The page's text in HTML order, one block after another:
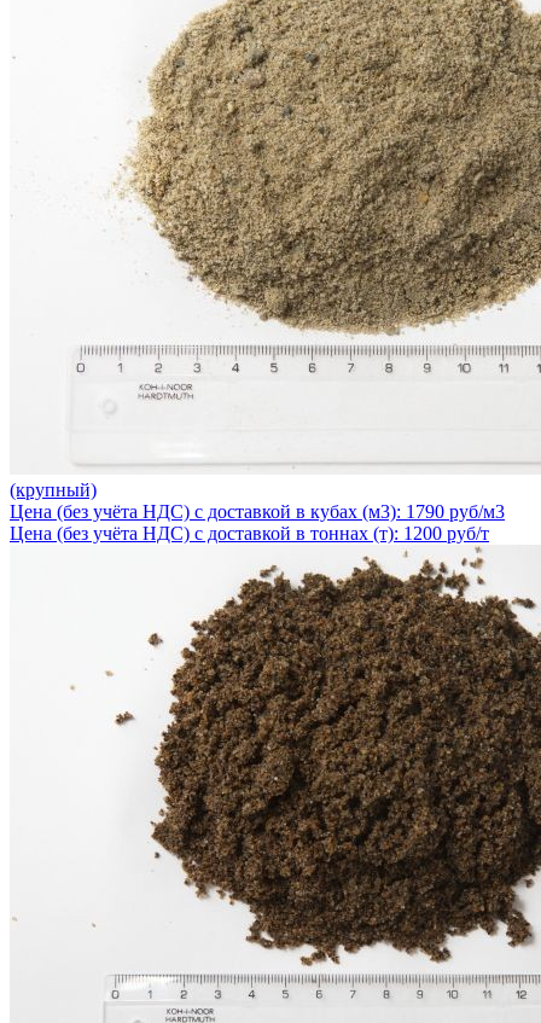
(крупный)
Цена (без учёта НДС) с доставкой в кубах (м3): 1790 руб/м3
Цена (без учёта НДС) с доставкой в тоннах (т): 1200 руб/т